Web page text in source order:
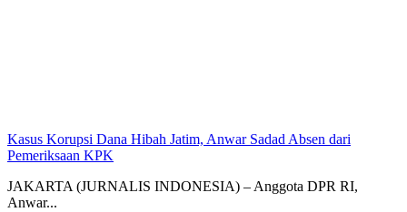
Kasus Korupsi Dana Hibah Jatim, Anwar Sadad Absen dari
Pemeriksaan KPK
JAKARTA (JURNALIS INDONESIA) – Anggota DPR RI,
Anwar...